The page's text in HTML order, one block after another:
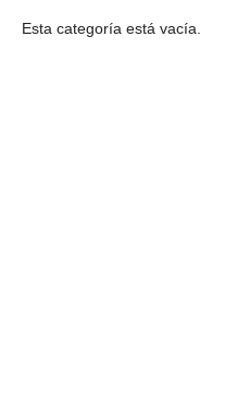
Esta categoría está vacía.